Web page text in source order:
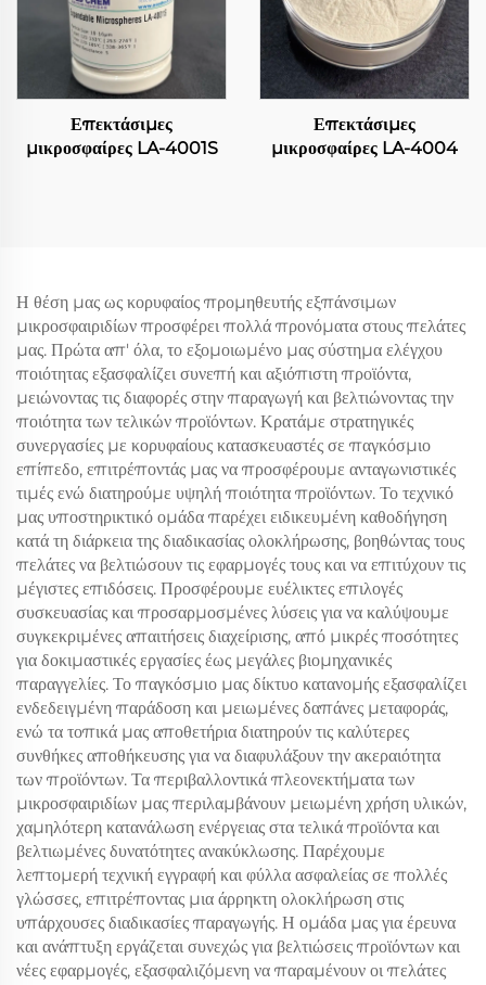
Επεκτάσιμες
μικροσφαίρες LA-4001S
Επεκτάσιμες
μικροσφαίρες LA-4004
Η θέση μας ως κορυφαίος προμηθευτής εξπάνσιμων
μικροσφαιριδίων προσφέρει πολλά προνόματα στους πελάτες
μας. Πρώτα απ' όλα, το εξομοιωμένο μας σύστημα ελέγχου
ποιότητας εξασφαλίζει συνεπή και αξιόπιστη προϊόντα,
μειώνοντας τις διαφορές στην παραγωγή και βελτιώνοντας την
ποιότητα των τελικών προϊόντων. Κρατάμε στρατηγικές
συνεργασίες με κορυφαίους κατασκευαστές σε παγκόσμιο
επίπεδο, επιτρέποντάς μας να προσφέρουμε ανταγωνιστικές
τιμές ενώ διατηρούμε υψηλή ποιότητα προϊόντων. Το τεχνικό
μας υποστηρικτικό ομάδα παρέχει ειδικευμένη καθοδήγηση
κατά τη διάρκεια της διαδικασίας ολοκλήρωσης, βοηθώντας τους
πελάτες να βελτιώσουν τις εφαρμογές τους και να επιτύχουν τις
μέγιστες επιδόσεις. Προσφέρουμε ευέλικτες επιλογές
συσκευασίας και προσαρμοσμένες λύσεις για να καλύψουμε
συγκεκριμένες απαιτήσεις διαχείρισης, από μικρές ποσότητες
για δοκιμαστικές εργασίες έως μεγάλες βιομηχανικές
παραγγελίες. Το παγκόσμιο μας δίκτυο κατανομής εξασφαλίζει
ενδεδειγμένη παράδοση και μειωμένες δαπάνες μεταφοράς,
ενώ τα τοπικά μας αποθετήρια διατηρούν τις καλύτερες
συνθήκες αποθήκευσης για να διαφυλάξουν την ακεραιότητα
των προϊόντων. Τα περιβαλλοντικά πλεονεκτήματα των
μικροσφαιριδίων μας περιλαμβάνουν μειωμένη χρήση υλικών,
χαμηλότερη κατανάλωση ενέργειας στα τελικά προϊόντα και
βελτιωμένες δυνατότητες ανακύκλωσης. Παρέχουμε
λεπτομερή τεχνική εγγραφή και φύλλα ασφαλείας σε πολλές
γλώσσες, επιτρέποντας μια άρρηκτη ολοκλήρωση στις
υπάρχουσες διαδικασίες παραγωγής. Η ομάδα μας για έρευνα
και ανάπτυξη εργάζεται συνεχώς για βελτιώσεις προϊόντων και
νέες εφαρμογές, εξασφαλιζόμενη να παραμένουν οι πελάτες